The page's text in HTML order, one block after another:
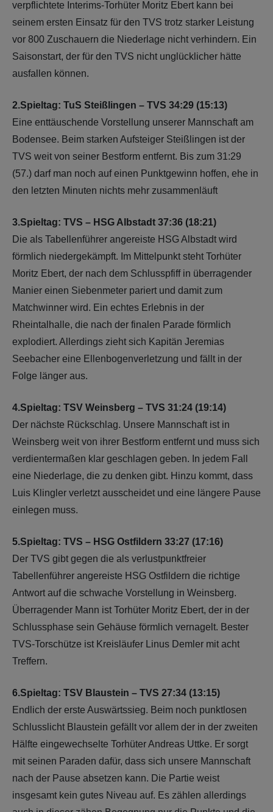
verpflichtete Interims-Torhüter Moritz Ebert kann bei
seinem ersten Einsatz für den TVS trotz starker Leistung
vor 800 Zuschauern die Niederlage nicht verhindern. Ein
Saisonstart, der für den TVS nicht unglücklicher hätte
ausfallen können.
2.Spieltag: TuS Steißlingen – TVS 34:29 (15:13)
Eine enttäuschende Vorstellung unserer Mannschaft am
Bodensee. Beim starken Aufsteiger Steißlingen ist der
TVS weit von seiner Bestform entfernt. Bis zum 31:29
(57.) darf man noch auf einen Punktgewinn hoffen, ehe in
den letzten Minuten nichts mehr zusammenläuft
3.Spieltag: TVS – HSG Albstadt 37:36 (18:21)
Die als Tabellenführer angereiste HSG Albstadt wird
förmlich niedergekämpft. Im Mittelpunkt steht Torhüter
Moritz Ebert, der nach dem Schlusspfiff in überragender
Manier einen Siebenmeter pariert und damit zum
Matchwinner wird. Ein echtes Erlebnis in der
Rheintalhalle, die nach der finalen Parade förmlich
explodiert. Allerdings zieht sich Kapitän Jeremias
Seebacher eine Ellenbogenverletzung und fällt in der
Folge länger aus.
4.Spieltag: TSV Weinsberg – TVS 31:24 (19:14)
Der nächste Rückschlag. Unsere Mannschaft ist in
Weinsberg weit von ihrer Bestform entfernt und muss sich
verdientermaßen klar geschlagen geben. In jedem Fall
eine Niederlage, die zu denken gibt. Hinzu kommt, dass
Luis Klingler verletzt ausscheidet und eine längere Pause
einlegen muss.
5.Spieltag: TVS – HSG Ostfildern 33:27 (17:16)
Der TVS gibt gegen die als verlustpunktfreier
Tabellenführer angereiste HSG Ostfildern die richtige
Antwort auf die schwache Vorstellung in Weinsberg.
Überragender Mann ist Torhüter Moritz Ebert, der in der
Schlussphase sein Gehäuse förmlich vernagelt. Bester
TVS-Torschütze ist Kreisläufer Linus Demler mit acht
Treffern.
6.Spieltag: TSV Blaustein – TVS 27:34 (13:15)
Endlich der erste Auswärtssieg. Beim noch punktlosen
Schlusslicht Blaustein gefällt vor allem der in der zweiten
Hälfte eingewechselte Torhüter Andreas Uttke. Er sorgt
mit seinen Paraden dafür, dass sich unsere Mannschaft
nach der Pause absetzen kann. Die Partie weist
insgesamt kein gutes Niveau auf. Es zählen allerdings